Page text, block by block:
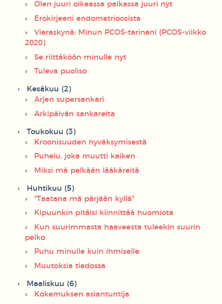
Olen juuri oikeassa paikassa juuri nyt
Erokirjeeni endometrioosista
Vieraskynä: Minun PCOS-tarinani (PCOS-viikko
2020)
Se riittäköön minulle nyt
Tuleva puoliso
Kesäkuu (2)
Arjen supersankari
Arkipäivän sankareita
Toukokuu (3)
Kroonisuuden hyväksymisestä
Puhelu, joka muutti kaiken
Miksi mä pelkään lääkäreitä
Huhtikuu (5)
"Taatana mä pärjään kyllä"
Kipuunkin pitäisi kiinnittää huomiota
Kun suurimmasta haaveesta tuleekin suurin
pelko
Puhu minulle kuin ihmiselle
Muutoksia tiedossa
Maaliskuu (6)
Kokemuksen asiantuntija